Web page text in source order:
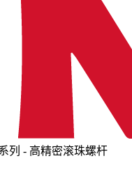
列 - 高精密滚珠螺杆